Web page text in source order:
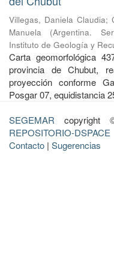
Villegas, Daniela Claudia;
Manuela
(Argentina.
Instituto de Geología y
Carta geomorfológica
provincia de Chubut,
proyección conforme
Posgar 07, equidistancia
SEGEMAR copyright
REPOSITORIO-DSPACE
Contacto | Sugerencias